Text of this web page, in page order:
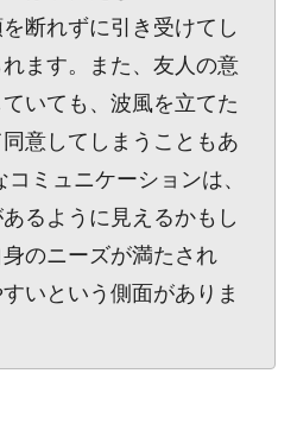
断れずに引き受けてし
ます。また、友人の意
いても、波風を立てた
意してしまうこともあ
ミュニケーションは、
るように見えるかもし
のニーズが満たされ
いという側面がありま